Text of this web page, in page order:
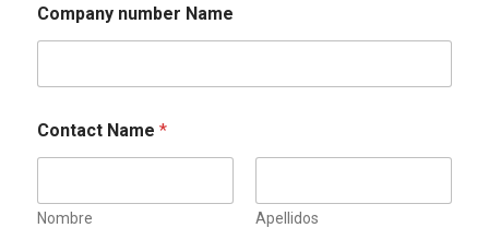
Company number Name
Contact Name *
Nombre Apellidos